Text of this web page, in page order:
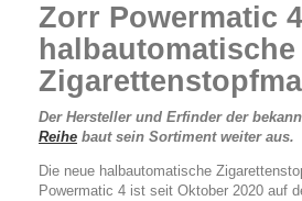
Zorr Powermatic
halbautomatische
Der Hersteller und Erfinder der
Reihe baut sein Sortiment weiter aus.
Die neue halbautomatische
Powermatic 4 ist seit Oktober 2020 auf